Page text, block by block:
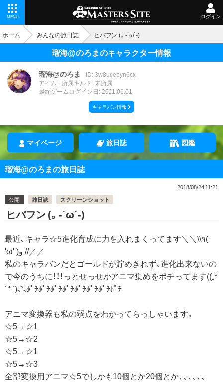
MENU ログイン
ホーム みんなの旅日誌 ヒバフン (。-`ω´-)
瑠海@のろまのキャラクター情報
瑠海@のろま
ID: 3w8uqebyn6cx
アイム
所属ギルド: 未所属
最終ゲームログイン日: 2021.06.01
キャラバン情報
マイページ 旅日誌 図鑑
瑠海@のろまの旅日誌
2018/08/24 11:21
公開
雑日誌 スクリーンショット
ヒバフン (。-`ω´-)
最近、キャラ☆5進化育成に力を入れまくってます＼＼\\٩(
'ω' )و //／／
私のキャラバンだとゴールドが貯めきれず、進化出来ないの
で今のうちに！！！っとせっせかアニマ集めをポチってます((꜆꜄
˙꒳˙)꜆꜄꜆ﾎﾟﾁﾎﾟﾁﾎﾟﾁﾎﾟﾁﾎﾟﾁﾎﾟﾁﾎﾟﾁﾎﾟﾁ
アニマ変換器も私の弱点をわかってらっしゃいます。
☆5→☆1
☆5→☆2
☆5→☆1
☆5→☆3
全部変換用アニマ☆5でしかも10個とか20個とか、、、、、、